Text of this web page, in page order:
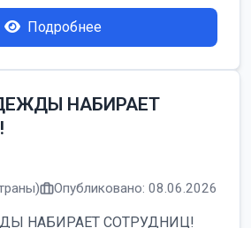
Подробнее
НАБИРАЕТ
Опубликовано: 08.06.2026
НАБИРАЕТ СОТРУДНИЦ!